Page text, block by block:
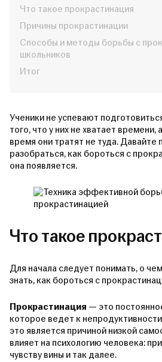
Что такое прокрастинация
Причины прокрастинации
Способы и методы борьбы с
школьников
Итог
Ученики не успевают
того, что у них не хватает времени,
время они тратят не туда. Давайте
разобраться, как бороться с
она появляется.
Что такое
Для начала следует понимать, о
знать, как бороться с
Прокрастинация — это
которое ведет к
это является причиной низкой
влияет на психологию человека:
чувству вины и так далее.